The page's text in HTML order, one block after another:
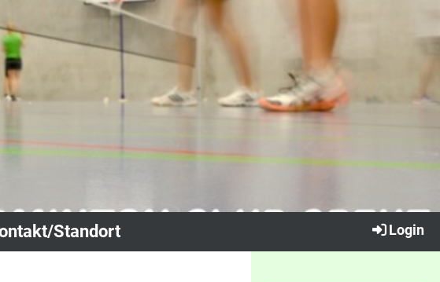
Standort Login